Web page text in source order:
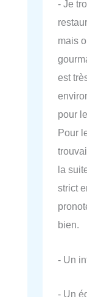
- Je
mais
est
pour
Pour
la
strict
bien.
- Un
- Un